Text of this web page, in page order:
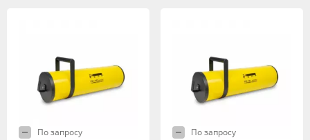
По запросу
По запросу